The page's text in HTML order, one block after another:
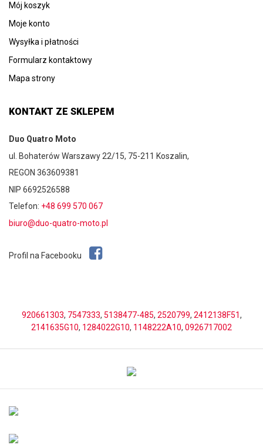
Mój koszyk
Moje konto
Wysyłka i płatności
Formularz kontaktowy
Mapa strony
KONTAKT ZE SKLEPEM
Duo Quatro Moto
ul. Bohaterów Warszawy 22/15, 75-211 Koszalin,
REGON 363609381
NIP 6692526588
Telefon: +48 699 570 067
biuro@duo-quatro-moto.pl
Profil na Facebooku
920661303, 7547333, 5138477-485, 2520799, 2412138F51,
2141635G10, 1284022G10, 1148222A10, 0926717002